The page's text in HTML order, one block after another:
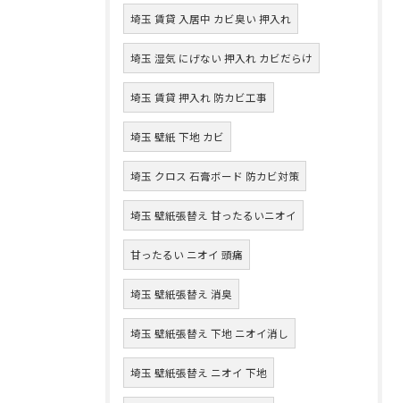
埼玉 賃貸 入居中 カビ臭い 押入れ
埼玉 湿気 にげない 押入れ カビだらけ
埼玉 賃貸 押入れ 防カビ工事
埼玉 壁紙 下地 カビ
埼玉 クロス 石膏ボード 防カビ対策
埼玉 壁紙張替え 甘ったるいニオイ
甘ったるい ニオイ 頭痛
埼玉 壁紙張替え 消臭
埼玉 壁紙張替え 下地 ニオイ消し
埼玉 壁紙張替え ニオイ 下地